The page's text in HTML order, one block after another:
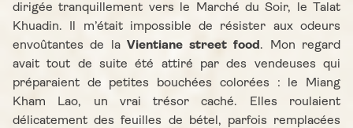
dirigée tranquillement vers le Marché du Soir, le Talat
Khuadin. Il m’était impossible de résister aux odeurs
envoûtantes de la Vientiane street food . Mon regard
avait tout de suite été attiré par des vendeuses qui
préparaient de petites bouchées colorées : le Miang
Kham Lao, un vrai trésor caché. Elles roulaient
délicatement des feuilles de bétel, parfois remplacées